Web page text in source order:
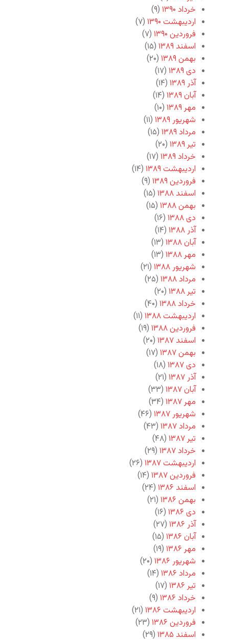
خرداد ۱۳۹۰
(۹)
اردیبهشت ۱۳۹۰
(۷)
فروردین ۱۳۹۰
(۷)
اسفند ۱۳۸۹
(۱۵)
بهمن ۱۳۸۹
(۲۰)
دی ۱۳۸۹
(۱۷)
آذر ۱۳۸۹
(۱۴)
آبان ۱۳۸۹
(۱۴)
مهر ۱۳۸۹
(۱۰)
شهریور ۱۳۸۹
(۱۱)
مرداد ۱۳۸۹
(۱۵)
تیر ۱۳۸۹
(۲۰)
خرداد ۱۳۸۹
(۱۷)
اردیبهشت ۱۳۸۹
(۱۴)
فروردین ۱۳۸۹
(۹)
اسفند ۱۳۸۸
(۱۵)
بهمن ۱۳۸۸
(۱۵)
دی ۱۳۸۸
(۱۶)
آذر ۱۳۸۸
(۱۴)
آبان ۱۳۸۸
(۱۳)
مهر ۱۳۸۸
(۱۳)
شهریور ۱۳۸۸
(۲۱)
مرداد ۱۳۸۸
(۲۵)
تیر ۱۳۸۸
(۲۰)
خرداد ۱۳۸۸
(۴۰)
اردیبهشت ۱۳۸۸
(۱۱)
فروردین ۱۳۸۸
(۱۹)
اسفند ۱۳۸۷
(۲۰)
بهمن ۱۳۸۷
(۱۷)
دی ۱۳۸۷
(۱۸)
آذر ۱۳۸۷
(۲۱)
آبان ۱۳۸۷
(۳۳)
مهر ۱۳۸۷
(۳۴)
شهریور ۱۳۸۷
(۴۶)
مرداد ۱۳۸۷
(۴۳)
تیر ۱۳۸۷
(۴۸)
خرداد ۱۳۸۷
(۲۹)
اردیبهشت ۱۳۸۷
(۲۶)
فروردین ۱۳۸۷
(۱۴)
اسفند ۱۳۸۶
(۲۴)
بهمن ۱۳۸۶
(۲۱)
دی ۱۳۸۶
(۱۶)
آذر ۱۳۸۶
(۲۷)
آبان ۱۳۸۶
(۱۵)
مهر ۱۳۸۶
(۱۹)
شهریور ۱۳۸۶
(۲۰)
مرداد ۱۳۸۶
(۱۴)
تیر ۱۳۸۶
(۱۷)
خرداد ۱۳۸۶
(۹)
اردیبهشت ۱۳۸۶
(۲۱)
فروردین ۱۳۸۶
(۲۳)
اسفند ۱۳۸۵
(۲۹)